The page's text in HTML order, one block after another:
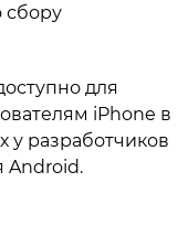
сбору
для
iPhone в
у разработчиков
Android.